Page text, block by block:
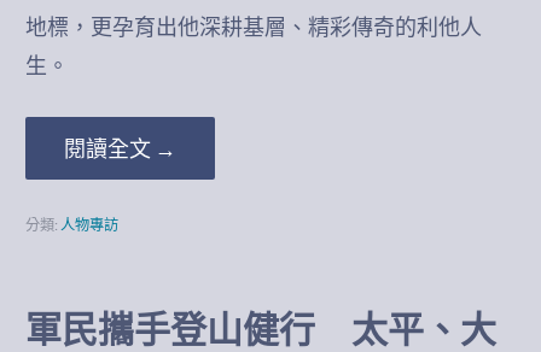
地標，更孕育出他深耕基層、精彩傳奇的利他人
生。
閱讀全文 →
分類: 人物專訪
軍民攜手登山健行 太平、大